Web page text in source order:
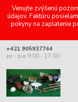
Venujte zvýšenú
údajov. Faktúru
pokyny na zaplatenie
+421 905937744
po - pia 9:00 - 17:00